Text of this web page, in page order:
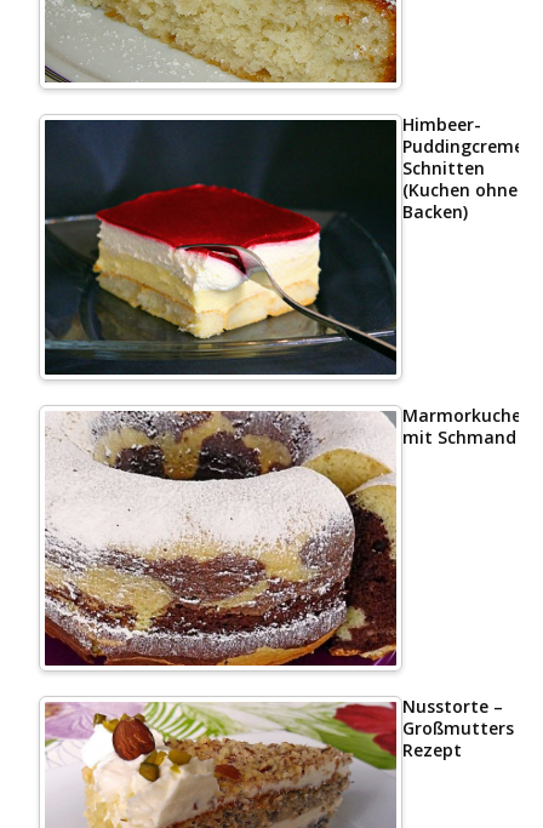
Himbeer-
Puddingcreme
Schnitten
(Kuchen ohne
Backen)
Marmorkuchen
mit Schmand
Nusstorte –
Großmutters
Rezept